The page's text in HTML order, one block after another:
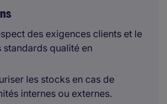
des exigences clients et le
standards qualité en
les stocks en cas de
internes ou externes.